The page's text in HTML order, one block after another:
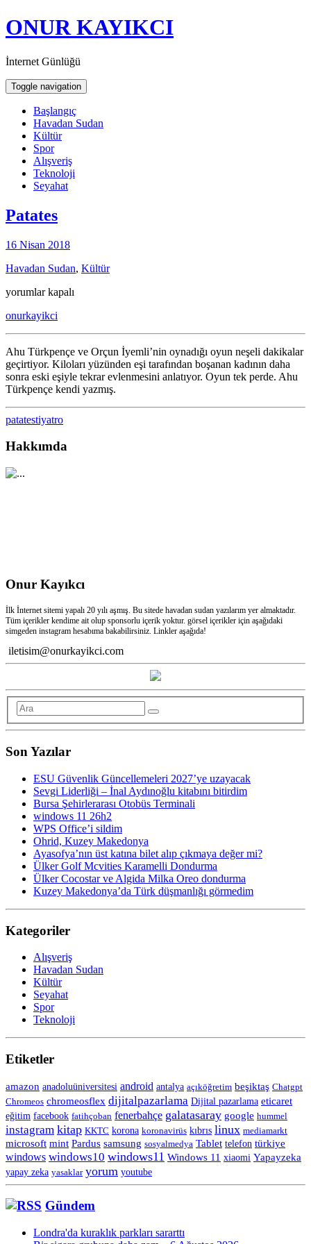
ONUR KAYIKCI
İnternet Günlüğü
Toggle navigation
Başlangıç
Havadan Sudan
Kültür
Spor
Alışveriş
Teknoloji
Seyahat
Patates
16 Nisan 2018
Havadan Sudan, Kültür
Patates
yorumlar kapalı
onurkayikci
Ahu Türkpençe ve Orçun İyemli’nin oynadığı oyun neşeli dakikalar
geçirtiyor. Kiloları yüzünden eşi tarafından boşanan kadının daha
sonra eski eşiyle tekrar evlenmesini anlatıyor. Oyun tek perde. Ahu
Türkpençe kendi yazmış.
patatestiyatro
Hakkımda
Onur Kayıkcı
İlk İnternet sitemi yapalı 20 yılı aşmış. Bu sitede havadan sudan yazılarım yer almaktadır.
Tüm içerikler kendime ait olup sponsorlu içerik yoktur. görsel içerikler için aşağıdaki
simgeden instagram hesabıma bakabilirsiniz. Linkler aşağıda!
iletisim@onurkayikci.com
Son Yazılar
ESU Güvenlik Güncellemeleri 2027’ye uzayacak
Sevgi Liderliği – İnal Aydınoğlu kitabını bitirdim
Bursa Şehirlerarası Otobüs Terminali
windows 11 26h2
WPS Office’i sildim
Ohrid, Kuzey Makedonya
Ayasofya’nın üst katına bilet alıp çıkmaya değer mi?
Ülker Golf Mcvities Karamelli Dondurma
Ülker Cocostar ve Algida Milka Oreo dondurma
Kuzey Makedonya’da Türk düşmanlığı görmedim
Kategoriler
Alışveriş
Havadan Sudan
Kültür
Seyahat
Spor
Teknoloji
Etiketler
amazon anadoluüniversitesi android antalya açıköğretim beşiktaş Chatgpt
Chromeos chromeosflex dijitalpazarlama Dijital pazarlama eticaret
eğitim facebook fatihçoban fenerbahçe galatasaray google hummel
instagram kitap KKTC korona koronavirüs kıbrıs linux mediamarkt
microsoft mint Pardus samsung sosyalmedya Tablet telefon türkiye
windows windows10 windows11 Windows 11 xiaomi Yapayzeka
yapay zeka yasaklar yorum youtube
Gündem
Londra'da kuraklık parkları sararttı